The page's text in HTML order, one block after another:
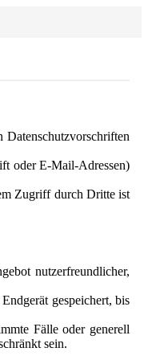
Datenschutzvorschriften
oder E-Mail-Adressen)
Zugriff durch Dritte ist
nutzerfreundlicher,
gespeichert, bis
Fälle oder generell
sein.